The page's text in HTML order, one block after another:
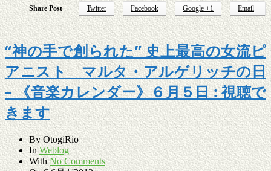
Share Post Twitter Facebook Google +1 Email
“神の手で創られた” 史上最高の女流ピ
アニスト マルタ・アルゲリッチの日
– 《音楽カレンダー》６月５日 : 視聴で
きます
ByOtogiRio
In Weblog
With No Comments